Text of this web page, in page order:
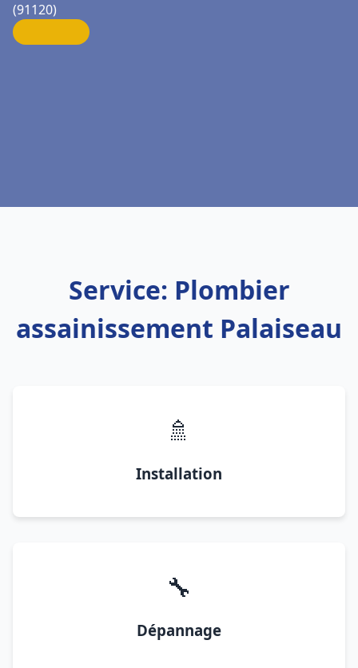
(91120)
Service: Plombier
assainissement Palaiseau
🚿
Installation
🔧
Dépannage